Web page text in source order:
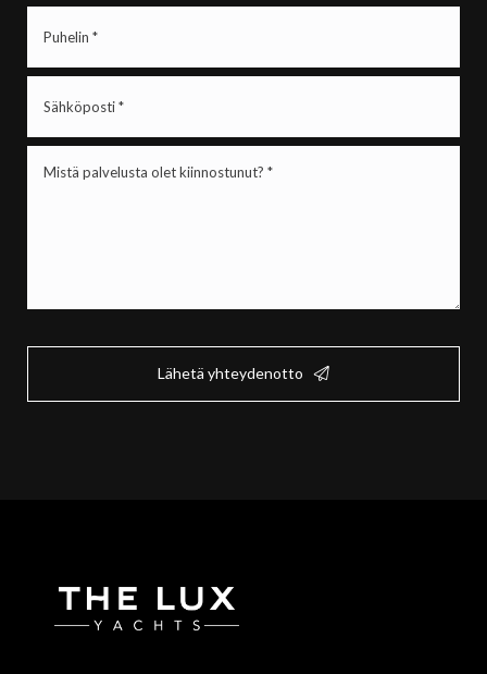
(Pakollinen)
(Pakollinen)
palvelusta
Lähetä yhteydenotto